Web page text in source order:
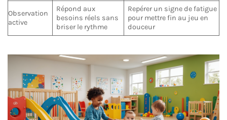
Observation
active
Répond aux
besoins réels sans
briser le rythme
Repérer un signe de fatigue
pour mettre fin au jeu en
douceur